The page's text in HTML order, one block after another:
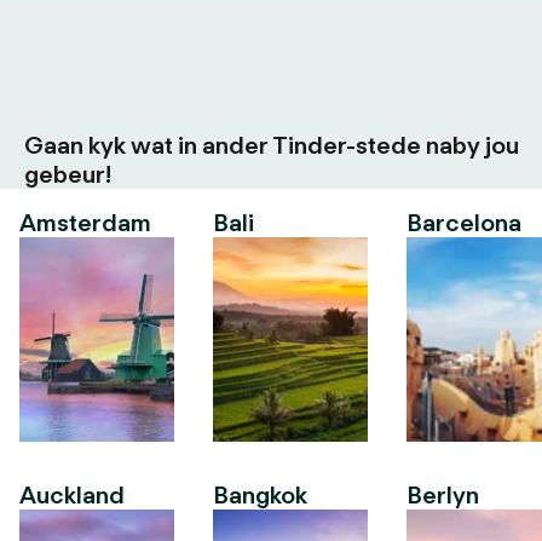
Gaan kyk wat in ander Tinder-stede naby jou
gebeur!
Amsterdam
Auckland
Bali
Bangkok
Barcelona
Berlyn